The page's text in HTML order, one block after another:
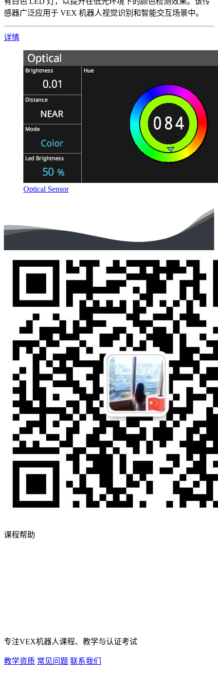
感器广泛应用于 VEX 机器人视觉识别和智能交互场景中。
详情
Optical Sensor
课程帮助
专注VEX机器人课程、教学与认证考试
教学资质 常见问题 联系我们